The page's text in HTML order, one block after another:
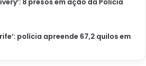
8 presos em ação da Polícia
polícia apreende 67,2 quilos em